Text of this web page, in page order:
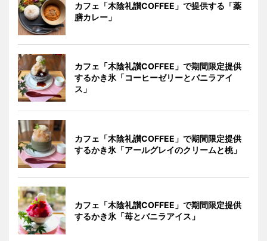
カフェ「木陰礼讃COFFEE」で提供する「薬
膳カレー」
カフェ「木陰礼讃COFFEE」で期間限定提供
するかき氷「コーヒーゼリーとバニラアイ
ス」
カフェ「木陰礼讃COFFEE」で期間限定提供
するかき氷「アールグレイのクリームと桃」
カフェ「木陰礼讃COFFEE」で期間限定提供
するかき氷「苺とバニラアイス」